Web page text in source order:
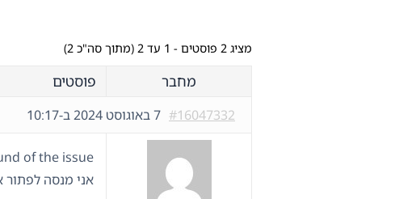
מציג 2 פוסטים - 1 עד 2 (מתוך סה"כ 2)
מחבר פוסטים
7 באוגוסט 2024 ב-10:17 #16047332
of the issue:
אני מנסה